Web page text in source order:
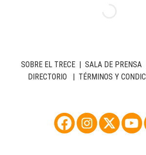
SOBRE EL TRECE| SALA DE PRENSA
DIRECTORIO | TÉRMINOS Y